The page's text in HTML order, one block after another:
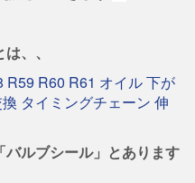
、、
バルブシール」とあります